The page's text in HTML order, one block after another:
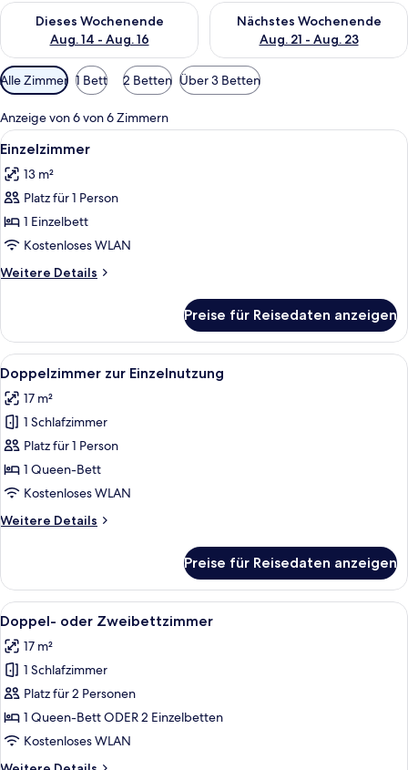
Dieses Wochenende
Aug. 14 - Aug. 16
Überprüfe die Verfügbarkeit für dieses Wochenende, Aug. 14
Nächstes Wochenende
Aug. 21 - Aug. 23
Überprüfe die Verfügbarkeit
Verfügbare
Filter
für
Zimmer
Alle Zimmer 1 Bett 2 Betten Über 3 Betten
Anzeige von 6 von 6 Zimmern
Alle
Fotos
für
Einzelzimmer
anzeigen
Ein Schlafzimmer mit Bett, einem
5
Einzelzimmer
13 m²
Platz für 1 Person
1 Einzelbett
Kostenloses WLAN
Weitere Details
Weitere
Preise für Reisedaten anzeigen
Alle
Fotos
für
Doppelzimmer
zur
Einzelnutzung
anzeigen
Ein ordentlich bezogenes Bett mit
7
Doppelzimmer zur Einzelnutzung
17 m²
1 Schlafzimmer
Platz für 1 Person
1 Queen-Bett
Kostenloses WLAN
Weitere Details
Weitere
zur
Einzelnutzung
Preise für Reisedaten anzeigen
Alle
Fotos
für
Doppel-
oder
Zweibettzimmer
anzeigen
Ein Hotelzimmer mit einem großen
19
Doppel- oder Zweibettzimmer
17 m²
1 Schlafzimmer
Platz für 2 Personen
1 Queen-Bett ODER 2 Einzelbetten
Kostenloses WLAN